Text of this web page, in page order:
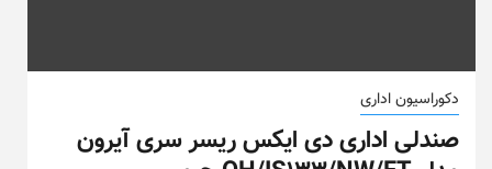
دکوراسیون اداری
صندلی اداری دی ایکس ریسر سری آیرون